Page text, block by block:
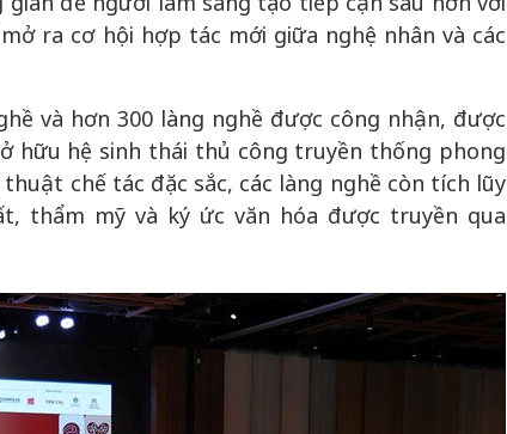
ra cơ hội hợp tác mới giữa nghệ nhân và các
và hơn 300 làng nghề được công nhận, được
hữu hệ sinh thái thủ công truyền thống phong
chế tác đặc sắc, các làng nghề còn tích lũy
thẩm mỹ và ký ức văn hóa được truyền qua